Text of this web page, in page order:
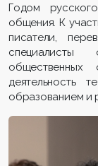
Годом
общения. К
писатели,
специалисты
деятельность
образованием и